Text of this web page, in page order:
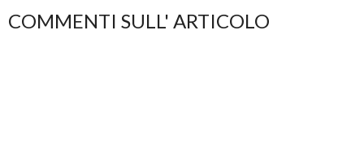
COMMENTI SULL' ARTICOLO